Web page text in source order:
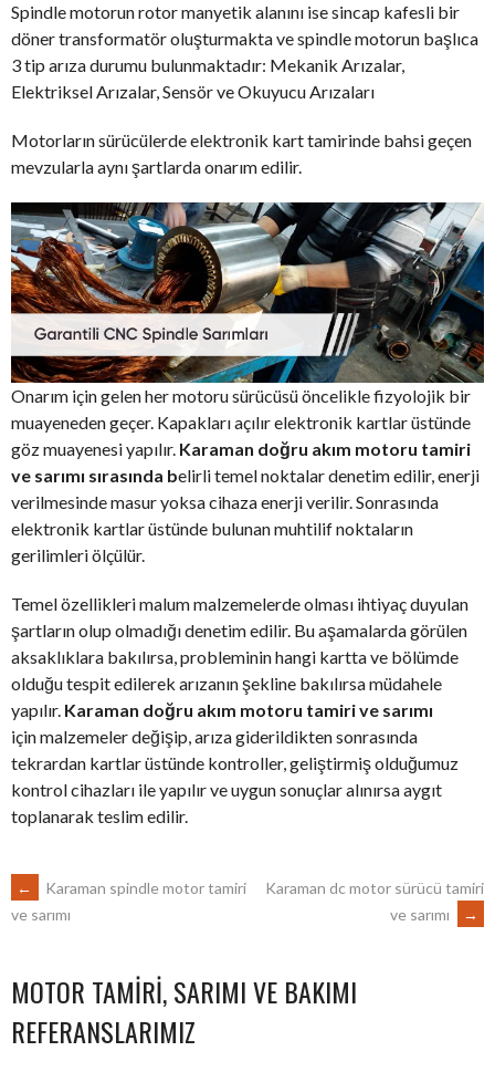
Spindle motorun rotor manyetik alanını ise sincap kafesli bir
döner transformatör oluşturmakta ve spindle motorun başlıca
3 tip arıza durumu bulunmaktadır: Mekanik Arızalar,
Elektriksel Arızalar, Sensör ve Okuyucu Arızaları
Motorların sürücülerde elektronik kart tamirinde bahsi geçen
mevzularla aynı şartlarda onarım edilir.
Onarım için gelen her motoru sürücüsü öncelikle fizyolojik bir
muayeneden geçer. Kapakları açılır elektronik kartlar üstünde
göz muayenesi yapılır. Karaman doğru akım motoru tamiri
ve sarımı sırasında belirli temel noktalar denetim edilir, enerji
verilmesinde masur yoksa cihaza enerji verilir. Sonrasında
elektronik kartlar üstünde bulunan muhtilif noktaların
gerilimleri ölçülür.
Temel özellikleri malum malzemelerde olması ihtiyaç duyulan
şartların olup olmadığı denetim edilir. Bu aşamalarda görülen
aksaklıklara bakılırsa, probleminin hangi kartta ve bölümde
olduğu tespit edilerek arızanın şekline bakılırsa müdahele
yapılır. Karaman doğru akım motoru tamiri ve sarımı
için malzemeler değişip, arıza giderildikten sonrasında
tekrardan kartlar üstünde kontroller, geliştirmiş olduğumuz
kontrol cihazları ile yapılır ve uygun sonuçlar alınırsa aygıt
toplanarak teslim edilir.
POST
NAVIGATION
←
Karaman spindle motor tamiri
ve sarımı
Karaman dc motor sürücü tamiri
ve sarımı
→
MOTOR TAMIRI, SARIMI VE BAKIMI
REFERANSLARIMIZ